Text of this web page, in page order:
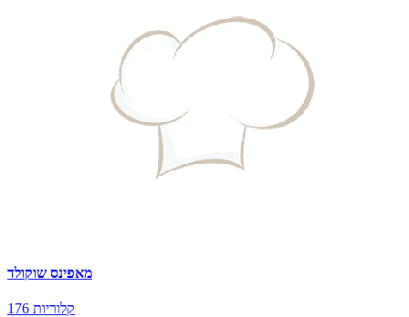
מאפינס שוקולד
176 קלוריות